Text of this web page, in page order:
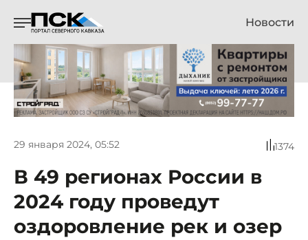
Новости
29 января 2024, 05:52 1374
В 49 регионах России в
2024 году проведут
оздоровление рек и озер